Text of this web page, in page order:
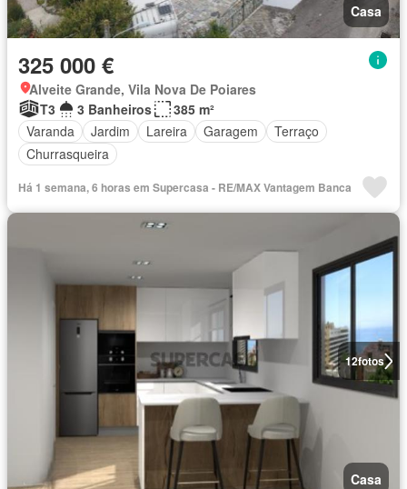
Casa
325 000 €
Alveite Grande, Vila Nova De Poiares
T3
3 Banheiros
385 m²
Varanda
Jardim Lareira Garagem
Terraço
Churrasqueira
Há 1 semana, 6 horas em Supercasa - RE/MAX Vantagem Banca
12fotos
Casa